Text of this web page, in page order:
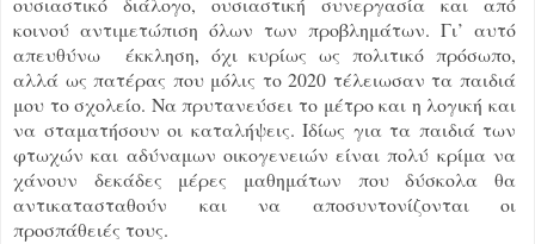
κοινού αντιμετώπιση όλων των προβλημάτων. Γι’ αυτό
απευθύνω έκκληση, όχι κυρίως ως πολιτικό πρόσωπο,
αλλά ως πατέρας που μόλις το 2020 τέλειωσαν τα παιδιά
μου το σχολείο. Να πρυτανεύσει το μέτρο και η λογική και
να σταματήσουν οι καταλήψεις. Ιδίως για τα παιδιά των
φτωχών και αδύναμων οικογενειών είναι πολύ κρίμα να
χάνουν δεκάδες μέρες μαθημάτων που δύσκολα θα
αντικατασταθούν και να αποσυντονίζονται οι
προσπάθειές τους.